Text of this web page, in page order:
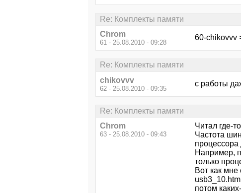
Re: Комплекты памяти
Chrom
61 - 25.08.2010 - 09:28
60-chikovvv
Re: Комплекты памяти
chikovvv
62 - 25.08.2010 - 09:35
с работы
Re: Комплекты памяти
Chrom
63 - 25.08.2010 - 09:43
Читал где-
Частота
Например,
только
Вот как мне
потом